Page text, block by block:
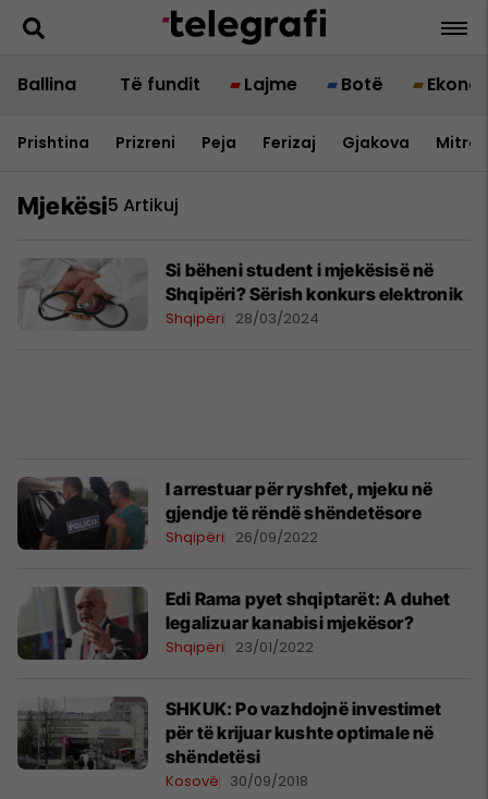
Ballina Të fundit Lajme Botë
Prishtina Prizreni Peja Ferizaj Gjakova
Mjekësi5 Artikuj
Si bëheni student i mjekësisë në
Shqipëri? Sërish konkurs elektronik
Shqipëri 28/03/2024
I arrestuar për ryshfet, mjeku në
gjendje të rëndë shëndetësore
Shqipëri 26/09/2022
Edi Rama pyet shqiptarët: A duhet
legalizuar kanabisi mjekësor?
Shqipëri 23/01/2022
SHKUK: Po vazhdojnë investimet
për të krijuar kushte optimale në
shëndetësi
Kosovë 30/09/2018